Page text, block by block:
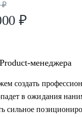
₽
₽
менеджера
создать
в ожидания
сильное